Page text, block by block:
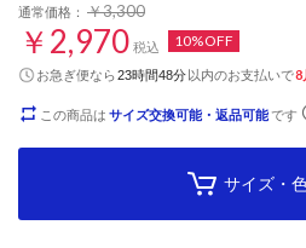
通常価格： ￥3,300
￥2,970 税込 10%OFF
お急ぎ便なら23時間48分以内のお支払いで8
この商品は サイズ交換可能・返品可能です
サイズ・